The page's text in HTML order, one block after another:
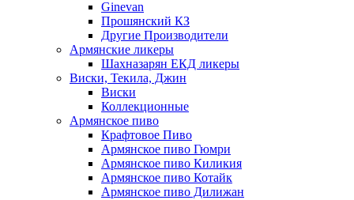
Ginevan
Прошянский КЗ
Другие Производители
Армянские ликеры
Шахназарян ЕКД ликеры
Виски, Текила, Джин
Виски
Коллекционные
Армянское пиво
Крафтовое Пиво
Армянское пиво Гюмри
Армянское пиво Киликия
Армянское пиво Котайк
Армянское пиво Дилижан